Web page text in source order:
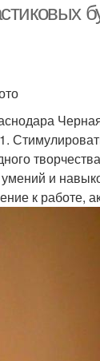
и
к работе,